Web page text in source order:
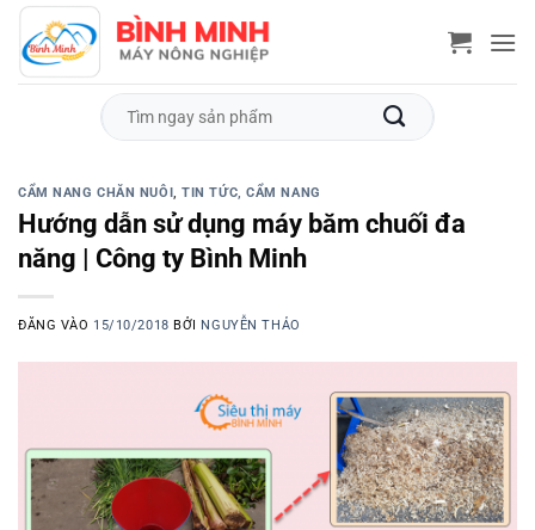
qua
nội
Tìm
CẨM NANG CHĂN NUÔI,TIN TỨC, CẨM NANG
Hướng dẫn sử dụng máy băm chuối đa
năng | Công ty Bình Minh
ĐĂNG VÀO 15/10/2018 BỞI NGUYỄN THẢO